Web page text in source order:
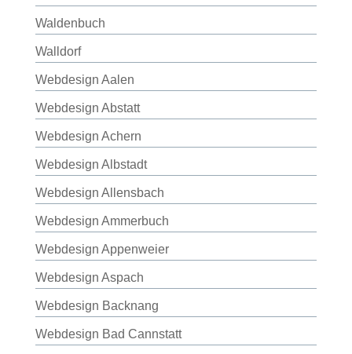
Waldenbuch
Walldorf
Webdesign Aalen
Webdesign Abstatt
Webdesign Achern
Webdesign Albstadt
Webdesign Allensbach
Webdesign Ammerbuch
Webdesign Appenweier
Webdesign Aspach
Webdesign Backnang
Webdesign Bad Cannstatt